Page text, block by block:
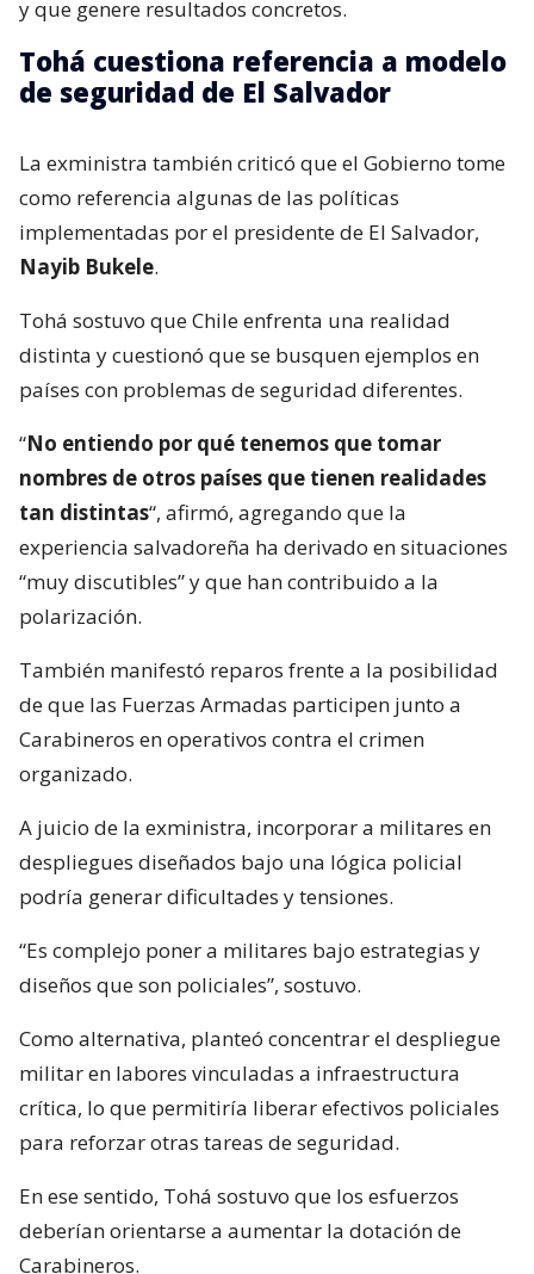
y que genere resultados concretos.
Tohá cuestiona referencia a modelo
de seguridad de El Salvador
La exministra también criticó que el Gobierno tome
como referencia algunas de las políticas
implementadas por el presidente de El Salvador,
Nayib Bukele.
Tohá sostuvo que Chile enfrenta una realidad
distinta y cuestionó que se busquen ejemplos en
países con problemas de seguridad diferentes.
“No entiendo por qué tenemos que tomar
nombres de otros países que tienen realidades
tan distintas“, afirmó, agregando que la
experiencia salvadoreña ha derivado en situaciones
“muy discutibles” y que han contribuido a la
polarización.
También manifestó reparos frente a la posibilidad
de que las Fuerzas Armadas participen junto a
Carabineros en operativos contra el crimen
organizado.
A juicio de la exministra, incorporar a militares en
despliegues diseñados bajo una lógica policial
podría generar dificultades y tensiones.
“Es complejo poner a militares bajo estrategias y
diseños que son policiales”, sostuvo.
Como alternativa, planteó concentrar el despliegue
militar en labores vinculadas a infraestructura
crítica, lo que permitiría liberar efectivos policiales
para reforzar otras tareas de seguridad.
En ese sentido, Tohá sostuvo que los esfuerzos
deberían orientarse a aumentar la dotación de
Carabineros.